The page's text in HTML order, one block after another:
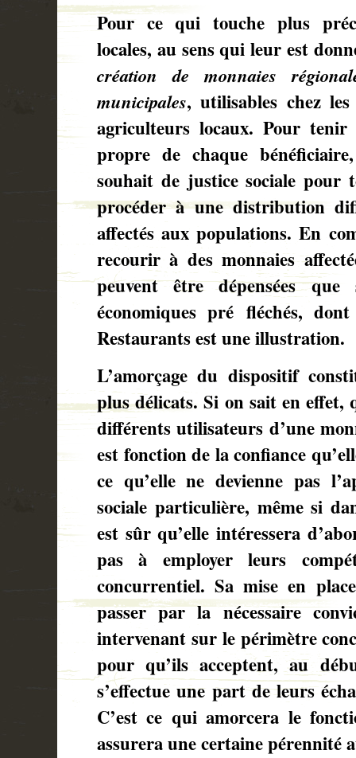
Pour ce qui touche plus
locales, au sens qui leur est
création de monnaies
municipales, utilisables chez
agriculteurs locaux. Pour
propre de chaque
souhait de justice sociale pour
procéder à une distribution
affectés aux populations. En
recourir à des monnaies
peuvent être dépensées
économiques pré fléchés,
Restaurants est une illustration.
L’amorçage du dispositif
plus délicats. Si on sait en effet,
différents utilisateurs d’une
est fonction de la confiance
ce qu’elle ne devienne pas
sociale particulière, même si
est sûr qu’elle intéressera
pas à employer leurs
concurrentiel. Sa mise en
passer par la nécessaire
intervenant sur le périmètre
pour qu’ils acceptent, au
s’effectue une part de leurs
C’est ce qui amorcera le
assurera une certaine pérennité